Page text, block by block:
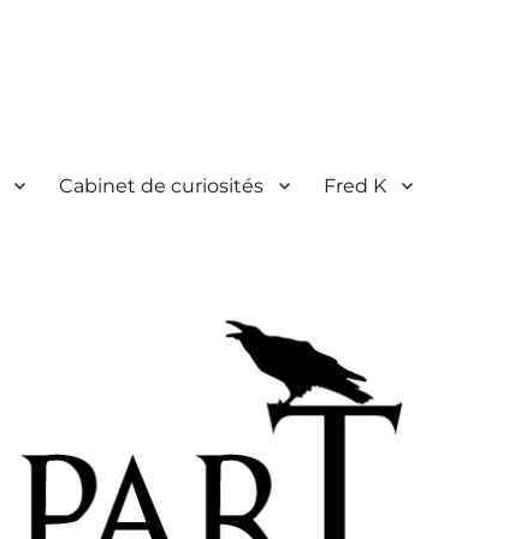
Cabinet de curiosités Fred K